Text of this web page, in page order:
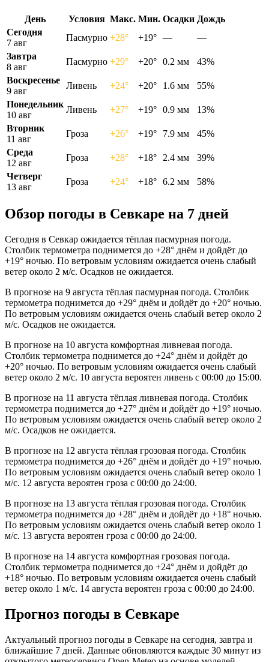
День Условия Макс. Мин. Осадки Дождь
Сегодня
7 авг
Пасмурно +28° +19° —
—
Завтра
8 авг
Пасмурно +29° +20° 0.2 мм
43%
Воскресенье
9 авг
Ливень +24° +20° 1.6 мм
55%
Понедельник
10 авг
Ливень +27° +19° 0.9 мм
13%
Вторник
11 авг
Гроза +26° +19° 7.9 мм
45%
Среда
12 авг
Гроза +28° +18° 2.4 мм
39%
Четверг
13 авг
Гроза +24° +18° 6.2 мм 58%
Обзор погоды в Севкаре на 7 дней
Сегодня в Севкар ожидается тёплая пасмурная погода.
Столбик термометра поднимется до +28° днём и дойдёт до
+19° ночью. По ветровым условиям ожидается очень слабый
ветер около 2 м/с. Осадков не ожидается.
В прогнозе на 9 августа тёплая пасмурная погода. Столбик
термометра поднимется до +29° днём и дойдёт до +20° ночью.
По ветровым условиям ожидается очень слабый ветер около 2
м/с. Осадков не ожидается.
В прогнозе на 10 августа комфортная ливневая погода.
Столбик термометра поднимется до +24° днём и дойдёт до
+20° ночью. По ветровым условиям ожидается очень слабый
ветер около 2 м/с. 10 августа вероятен ливень с 00:00 до 15:00.
В прогнозе на 11 августа тёплая ливневая погода. Столбик
термометра поднимется до +27° днём и дойдёт до +19° ночью.
По ветровым условиям ожидается очень слабый ветер около 2
м/с. Осадков не ожидается.
В прогнозе на 12 августа тёплая грозовая погода. Столбик
термометра поднимется до +26° днём и дойдёт до +19° ночью.
По ветровым условиям ожидается очень слабый ветер около 1
м/с. 12 августа вероятен гроза с 00:00 до 24:00.
В прогнозе на 13 августа тёплая грозовая погода. Столбик
термометра поднимется до +28° днём и дойдёт до +18° ночью.
По ветровым условиям ожидается очень слабый ветер около 1
м/с. 13 августа вероятен гроза с 00:00 до 24:00.
В прогнозе на 14 августа комфортная грозовая погода.
Столбик термометра поднимется до +24° днём и дойдёт до
+18° ночью. По ветровым условиям ожидается очень слабый
ветер около 1 м/с. 14 августа вероятен гроза с 00:00 до 24:00.
Прогноз погоды в Севкаре
Актуальный прогноз погоды в Севкаре на сегодня, завтра и
ближайшие 7 дней. Данные обновляются каждые 30 минут из